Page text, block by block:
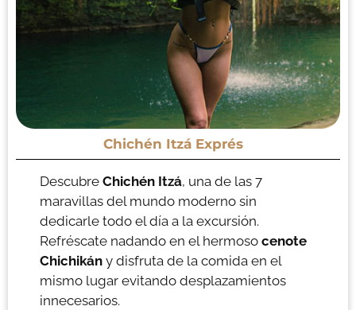
Chichén Itzá Exprés
Descubre Chichén Itzá, una de las 7
maravillas del mundo moderno sin
dedicarle todo el día a la excursión.
Refréscate nadando en el hermoso cenote
Chichikán y disfruta de la comida en el
mismo lugar evitando desplazamientos
innecesarios.